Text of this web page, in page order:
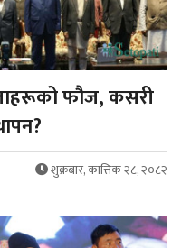
फौज, कसरी
शुक्रबार, कात्तिक २८, २०८२